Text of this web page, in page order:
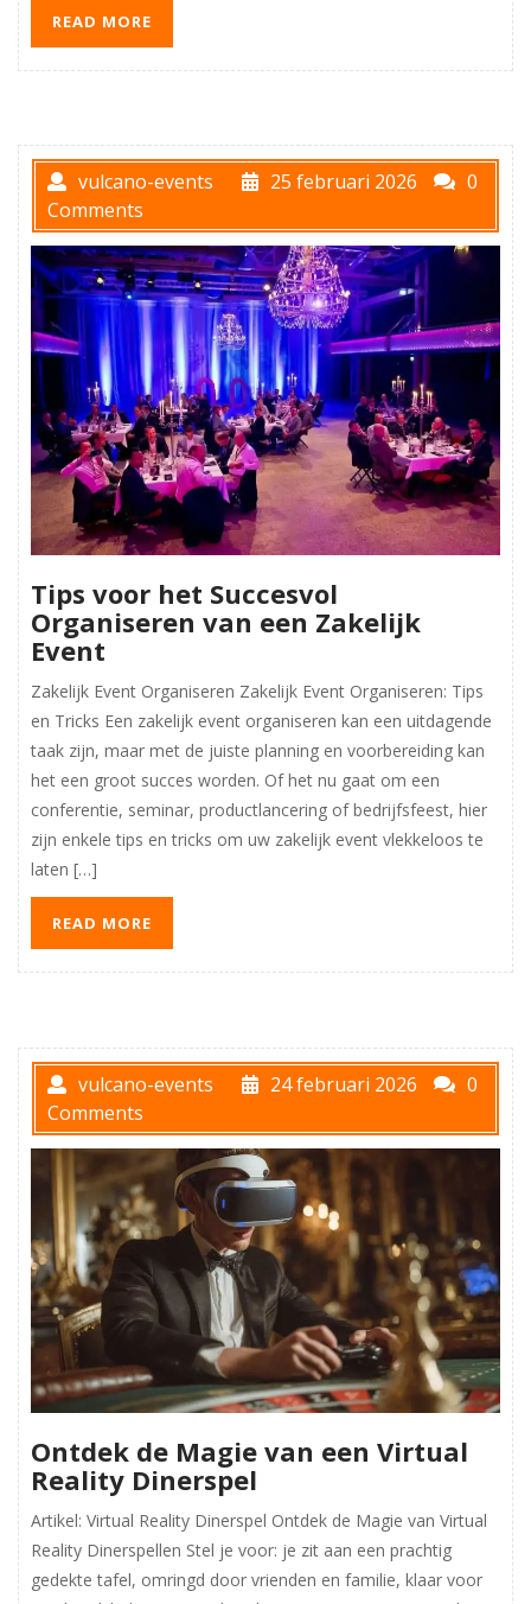
READ MORE
vulcano-events 25 februari 2026
0
Comments
Tips voor het Succesvol
Organiseren van een Zakelijk
Event
Zakelijk Event Organiseren Zakelijk Event Organiseren: Tips
en Tricks Een zakelijk event organiseren kan een uitdagende
taak zijn, maar met de juiste planning en voorbereiding kan
het een groot succes worden. Of het nu gaat om een
conferentie, seminar, productlancering of bedrijfsfeest, hier
zijn enkele tips en tricks om uw zakelijk event vlekkeloos te
laten […]
READ MORE
vulcano-events 24 februari 2026
0
Comments
Ontdek de Magie van een Virtual
Reality Dinerspel
Artikel: Virtual Reality Dinerspel Ontdek de Magie van Virtual
Reality Dinerspellen Stel je voor: je zit aan een prachtig
gedekte tafel, omringd door vrienden en familie, klaar voor